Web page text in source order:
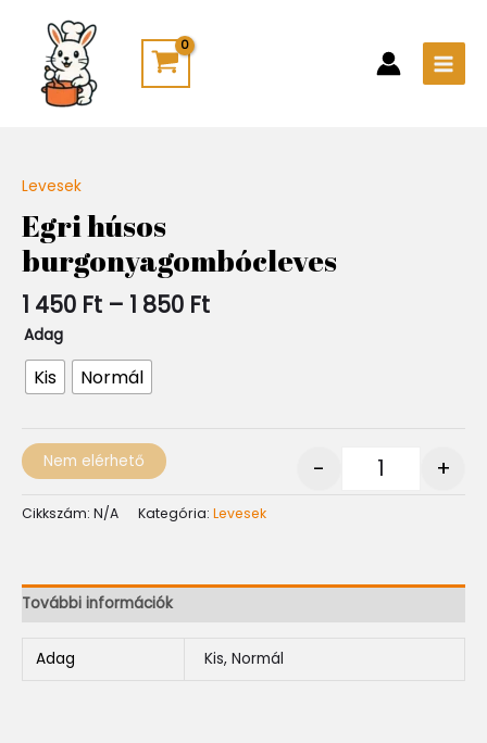
content
Levesek
Egri húsos
burgonyagombócleves
1 450 Ft – 1 850 Ft
-
1
850 Ft
Adag
Kis Normál
- +
Nem elérhető
Cikkszám: N/A Kategória: Levesek
További információk
Adag Kis, Normál